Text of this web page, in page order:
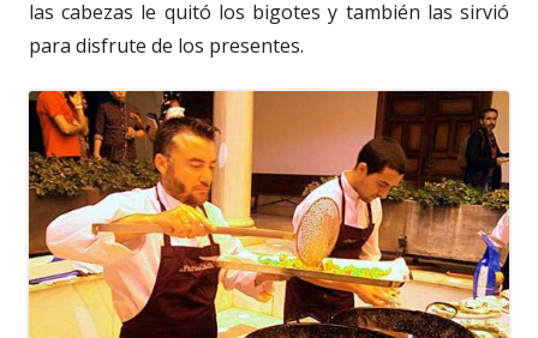
las cabezas le quitó los bigotes y también las sirvió
para disfrute de los presentes.